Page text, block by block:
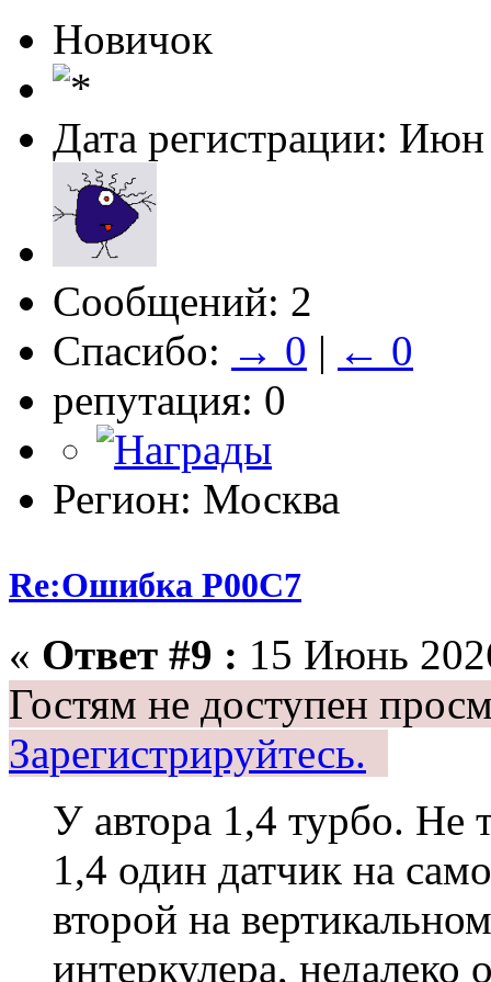
Новичок
Дата регистрации:
Сообщений: 2
Спасибо: → 0 | ← 0
репутация: 0
Регион: Москва
Re:Ошибка P00C7
« Ответ #9 : 15 Июнь
Гостям не доступен
Зарегистрируйтесь.
У автора 1,4 турбо. Не
1,4 один датчик на
второй на
интеркулера, недалеко